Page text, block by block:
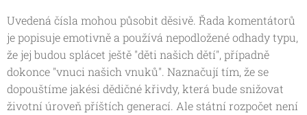
Uvedená čísla mohou působit děsivě. Řada komentátorů
je popisuje emotivně a používá nepodložené odhady typu,
že jej budou splácet ještě "děti našich dětí", případně
dokonce "vnuci našich vnuků". Naznačují tím, že se
dopouštíme jakési dědičné křivdy, která bude snižovat
životní úroveň příštích generací. Ale státní rozpočet není